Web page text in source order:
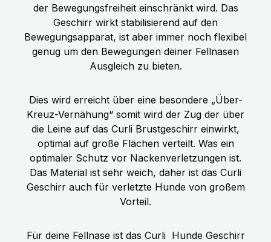
der Bewegungsfreiheit einschränkt wird. Das
Geschirr wirkt stabilisierend auf den
Bewegungsapparat, ist aber immer noch flexibel
genug um den Bewegungen deiner Fellnasen
Ausgleich zu bieten.
Dies wird erreicht über eine besondere „Über-
Kreuz-Vernähung“ somit wird der Zug der über
die Leine auf das Curli Brustgeschirr einwirkt,
optimal auf große Flächen verteilt. Was ein
optimaler Schutz vor Nackenverletzungen ist.
Das Material ist sehr weich, daher ist das Curli
Geschirr auch für verletzte Hunde von großem
Vorteil.
Für deine Fellnase ist das Curli Hunde Geschirr